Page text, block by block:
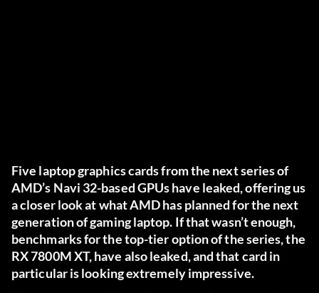
Five laptop graphics cards from the next series of
AMD’s Navi 32-based GPUs have leaked, offering us
a closer look at what AMD has planned for the next
generation of gaming laptop. If that wasn’t enough,
benchmarks for the top-tier option of the series, the
RX 7800M XT, have also leaked, and that card in
particular is looking extremely impressive.